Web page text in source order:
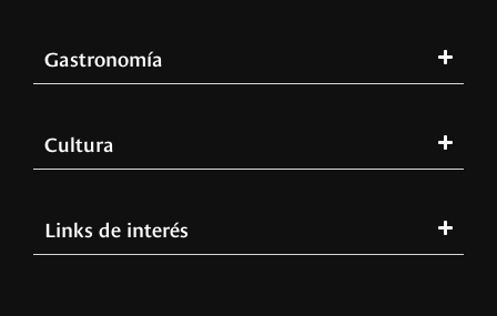
Gastronomía
Cultura
Links de interés